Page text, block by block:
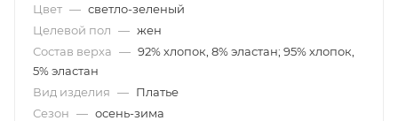
Цвет — светло-зеленый
Целевой пол — жен
Состав верха — 92% хлопок, 8% эластан; 95% хлопок,
5% эластан
Вид изделия — Платье
Сезон — осень-зима